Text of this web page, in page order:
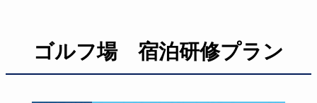
ゴルフ場 宿泊研修プラン